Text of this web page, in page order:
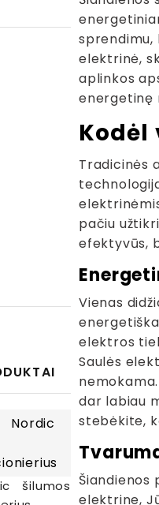
šilumos
elektrinė,
aplinkos
energetinę
Tradicinės
pačiu
efektyvūs,
Vienas
elektros
Saulės
dar labiau
stebėkite,
Šiandienos
elektrine,